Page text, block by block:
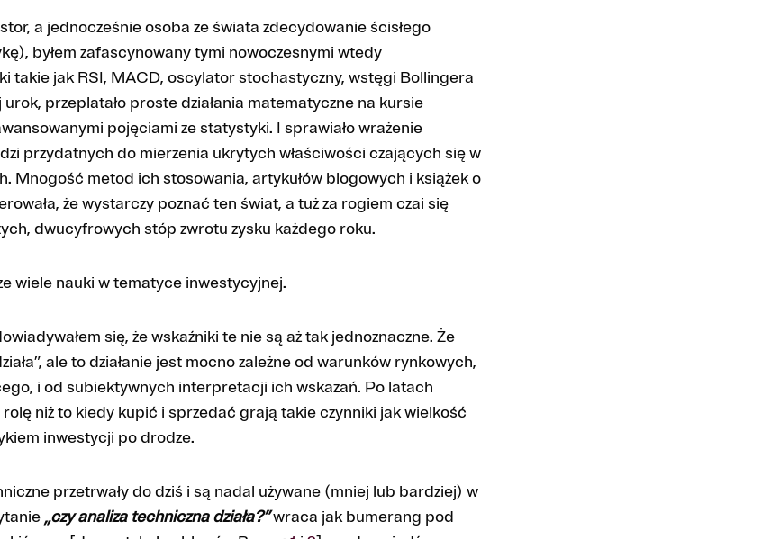
a jednocześnie osoba ze świata zdecydowanie ścisłego
byłem zafascynowany tymi nowoczesnymi wtedy
takie jak RSI, MACD, oscylator stochastyczny, wstęgi Bollingera
urok, przeplatało proste działania matematyczne na kursie
pojęciami ze statystyki. I sprawiało wrażenie
przydatnych do mierzenia ukrytych właściwości czających się w
Mnogość metod ich stosowania, artykułów blogowych i książek o
że wystarczy poznać ten świat, a tuż za rogiem czai się
dwucyfrowych stóp zwrotu zysku każdego roku.
wiele nauki w tematyce inwestycyjnej.
się, że wskaźniki te nie są aż tak jednoznaczne. Że
ale to działanie jest mocno zależne od warunków rynkowych,
i od subiektywnych interpretacji ich wskazań. Po latach
rolę niż to kiedy kupić i sprzedać grają takie czynniki jak wielkość
inwestycji po drodze.
przetrwały do dziś i są nadal używane (mniej lub bardziej) w
„czy analiza techniczna działa?”wraca jak bumerang pod